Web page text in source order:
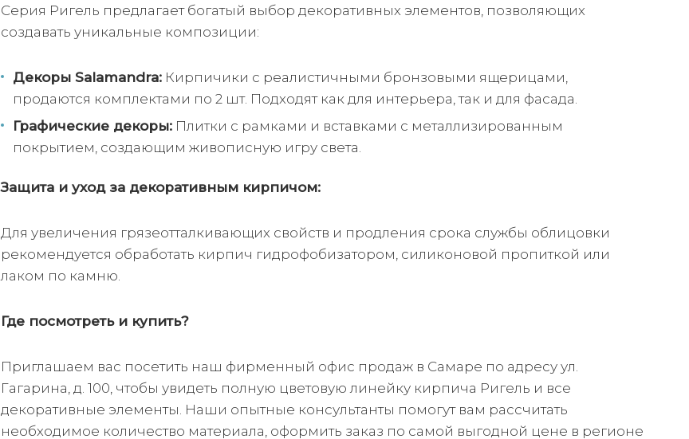
Серия Ригель предлагает богатый выбор декоративных элементов, позволяющих
создавать уникальные композиции:
Декоры Salamandra: Кирпичики с реалистичными бронзовыми ящерицами,
продаются комплектами по 2 шт. Подходят как для интерьера, так и для фасада.
Графические декоры: Плитки с рамками и вставками с металлизированным
покрытием, создающим живописную игру света.
Защита и уход за декоративным кирпичом:
Для увеличения грязеотталкивающих свойств и продления срока службы облицовки
рекомендуется обработать кирпич гидрофобизатором, силиконовой пропиткой или
лаком по камню.
Где посмотреть и купить?
Приглашаем вас посетить наш фирменный офис продаж в Самаре по адресу ул.
Гагарина, д. 100, чтобы увидеть полную цветовую линейку кирпича Ригель и все
декоративные элементы. Наши опытные консультанты помогут вам рассчитать
необходимое количество материала, оформить заказ по самой выгодной цене в регионе